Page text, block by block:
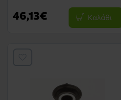
46,13€ Καλάθι